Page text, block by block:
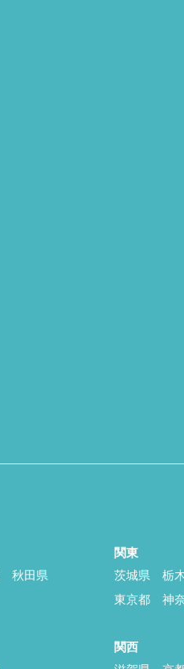
秋田県
関東
茨城県
栃
東京都
神
関西